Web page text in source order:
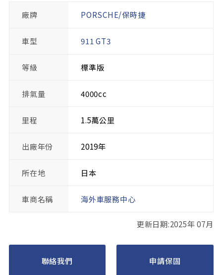
廠牌 PORSCHE/保時捷
車型 911 GT3
等級 標準版
排氣量 4000cc
里程 1.5萬公里
出廠年份 2019年
所在地 日本
車商名稱 海外車服務中心
更新日期:2025年 07月
聯絡我們 申請保固